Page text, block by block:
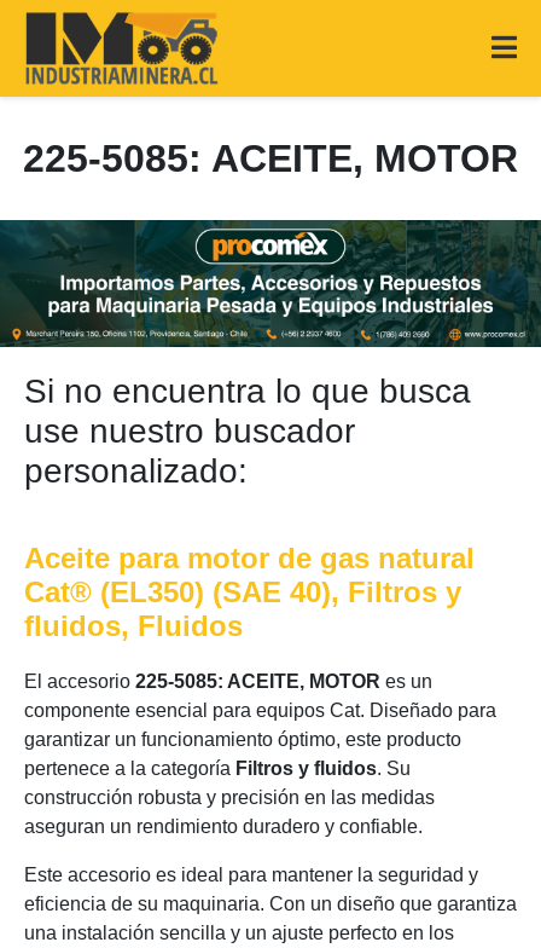
225-5085: ACEITE, MOTOR
Si no encuentra lo que busca
use nuestro buscador
personalizado:
Aceite para motor de gas natural
Cat® (EL350) (SAE 40), Filtros y
fluidos, Fluidos
El accesorio 225-5085: ACEITE, MOTOR es un
componente esencial para equipos Cat. Diseñado para
garantizar un funcionamiento óptimo, este producto
pertenece a la categoría Filtros y fluidos. Su
construcción robusta y precisión en las medidas
aseguran un rendimiento duradero y confiable.
Este accesorio es ideal para mantener la seguridad y
eficiencia de su maquinaria. Con un diseño que garantiza
una instalación sencilla y un ajuste perfecto en los